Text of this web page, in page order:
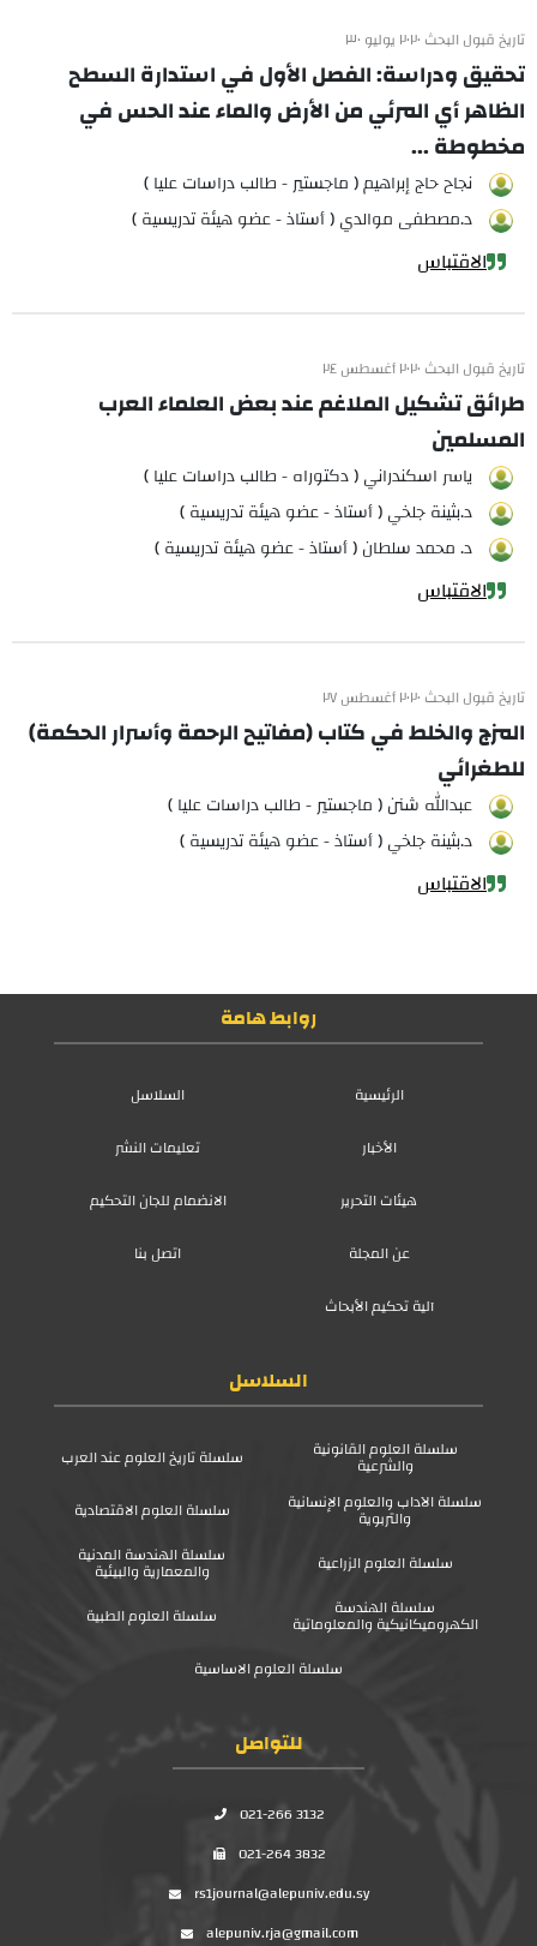
تاريخ قبول البحث ٢٠٢٠ يوليو ٣٠
تحقيق ودراسة: الفصل الأول في استدارة السطح
الظاهر أي المرئي من الأرض والماء عند الحس في
مخطوطة ...
نجاح حاج إبراهيم ( ماجستير - طالب دراسات عليا )
د.مصطفى موالدي ( أستاذ - عضو هيئة تدريسية )
الاقتباس
تاريخ قبول البحث ٢٠٢٠ أغسطس ٢٤
طرائق تشكيل الملاغم عند بعض العلماء العرب
المسلمين
ياسر اسكندراني ( دكتوراه - طالب دراسات عليا )
د.بثينة جلخي ( أستاذ - عضو هيئة تدريسية )
د. محمد سلطان ( أستاذ - عضو هيئة تدريسية )
الاقتباس
تاريخ قبول البحث ٢٠٢٠ أغسطس ٢٧
المزج والخلط في كتاب (مفاتيح الرحمة وأسرار الحكمة)
للطغرائي
عبدالله شنن ( ماجستير - طالب دراسات عليا )
د.بثينة جلخي ( أستاذ - عضو هيئة تدريسية )
الاقتباس
روابط هامة
الرئيسية
السلاسل
الأخبار
تعليمات النشر
هيئات التحرير
الانضمام للجان التحكيم
عن المجلة
اتصل بنا
آلية تحكيم الأبحاث
السلاسل
سلسلة العلوم القانونية
والشرعية
سلسلة تاريخ العلوم عند العرب
سلسلة الآداب والعلوم الإنسانية
والتربوية
سلسلة العلوم الاقتصادية
سلسلة العلوم الزراعية
سلسلة الهندسة المدنية
والمعمارية والبيئية
سلسلة الهندسة
الكهروميكانيكية والمعلوماتية
سلسلة العلوم الطبية
سلسلة العلوم الاساسية
للتواصل
021-266 3132
021-264 3832
rs1journal@alepuniv.edu.sy
alepuniv.rja@gmail.com